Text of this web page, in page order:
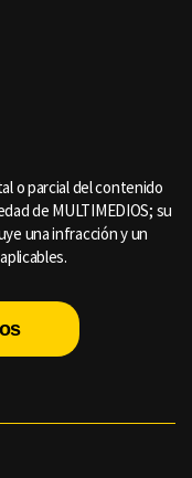
o parcial del contenido
de MULTIMEDIOS; su
una infracción y un